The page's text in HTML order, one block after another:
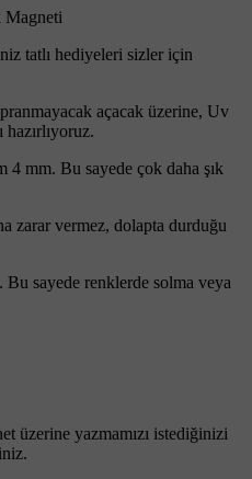
Magneti
tatlı hediyeleri sizler için
açacak üzerine, Uv
hazırlıyoruz.
4 mm. Bu sayede çok daha şık
zarar vermez, dolapta durduğu
sayede renklerde solma veya
üzerine yazmamızı istediğinizi